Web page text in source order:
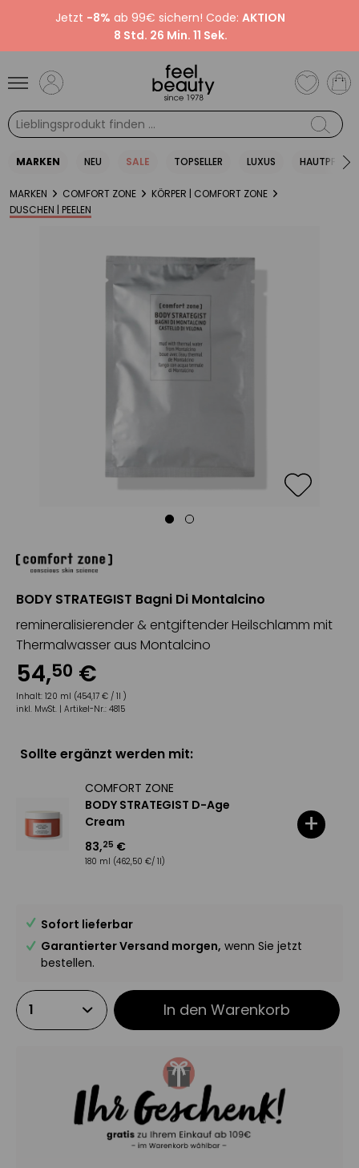
Jetzt -8% ab 99€ sichern! Code:AKTION
8 Std. 26 Min. 11 Sek.
MARKEN NEU SALE TOPSELLER LUXUS HAUTPFLEGE
MARKEN COMFORT ZONE
KÖRPER | COMFORT ZONE
DUSCHEN | PEELEN
BODY STRATEGIST Bagni Di Montalcino
remineralisierender & entgiftender Heilschlamm mit
Thermalwasser aus Montalcino
54,50 €
Inhalt: 120 ml (454,17 € / 1l )
inkl. MwSt. | Artikel-Nr.: 4815
Sollte ergänzt werden mit:
COMFORT ZONE
BODY STRATEGIST D-Age
Cream
83,25 €
180 ml (462,50 €/ 1l)
+
Sofort lieferbar
Garantierter Versand morgen, wenn Sie jetzt
bestellen.
In den Warenkorb